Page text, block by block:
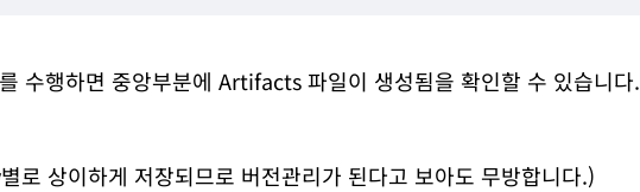
수행하면 중앙부분에 Artifacts 파일이 생성됨을 확인할 수 있습니다.
상이하게 저장되므로 버전관리가 된다고 보아도 무방합니다.)